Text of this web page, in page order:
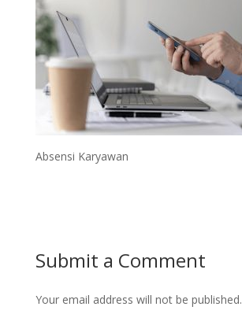
Absensi Karyawan
Submit a Comment
Your email address will not be published.